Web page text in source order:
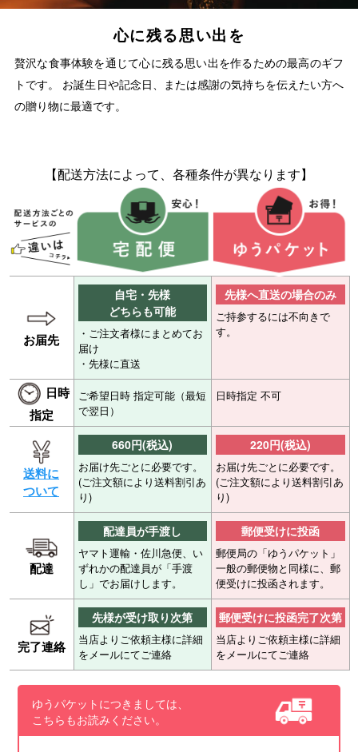
心に残る思い出を
贅沢な食事体験を通じて心に残る思い出を作るための最高のギフ
トです。 お誕生日や記念日、または感謝の気持ちを伝えたい方へ
の贈り物に最適です。
【配送方法によって、各種条件が異なります】
お届先
自宅・先様
どちらも可能
・ご注文者様にまとめてお
届け
・先様に直送
先様へ直送の場合のみ
ご持参するには不向きで
す。
日時
指定
ご希望日時 指定可能（最短
で翌日）
日時指定 不可
送料に
ついて
660円(税込)
お届け先ごとに必要です。
(ご注文額により送料割引あ
り)
220円(税込)
お届け先ごとに必要です。
(ご注文額により送料割引あ
り)
配達
配達員が手渡し
ヤマト運輸・佐川急便、い
ずれかの配達員が「手渡
し」でお届けします。
郵便受けに投函
郵便局の「ゆうパケット」
一般の郵便物と同様に、郵
便受けに投函されます。
完了連絡
先様が受け取り次第
当店よりご依頼主様に詳細
をメールにてご連絡
郵便受けに投函完了次第
当店よりご依頼主様に詳細
をメールにてご連絡
ゆうパケットにつきましては、
こちらもお読みください。